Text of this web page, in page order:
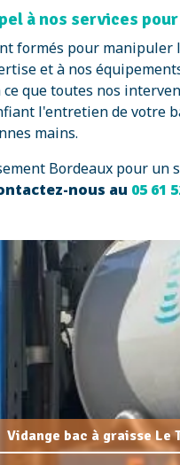
à nos services
formés pour
et à nos
ce que toutes nos
l'entretien de votre
mains.
Bordeaux pour
nous au 05 61
Vidange bac à graisse